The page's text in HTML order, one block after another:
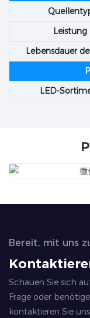
Leistung
Lebensdauer
LED-
Bereit, mit uns
Schauen Sie sich
Frage oder
kontaktieren Sie